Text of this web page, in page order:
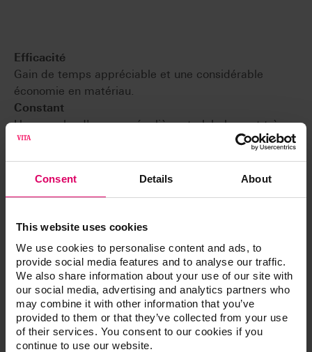
Consent Details About
This website uses cookies
We use cookies to personalise content and ads, to
provide social media features and to analyse our traffic.
We also share information about your use of our site with
our social media, advertising and analytics partners who
may combine it with other information that you’ve
provided to them or that they’ve collected from your use
of their services. You consent to our cookies if you
continue to use our website.
Efficacité
Gain de temps appréciable et une considérable
économie en matériau.
Constant
Une couche d'opaque régulière et globalement très
fine.
Fiable
Une adhérence parfaite de l'opaque sur les
Articles
VITA SPRAY-ON